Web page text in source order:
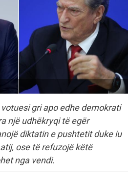
gri apo edhe demokrati
një udhëkryqi të egër
diktatin e pushtetit duke iu
ose të refuzojë këtë
nga vendi.